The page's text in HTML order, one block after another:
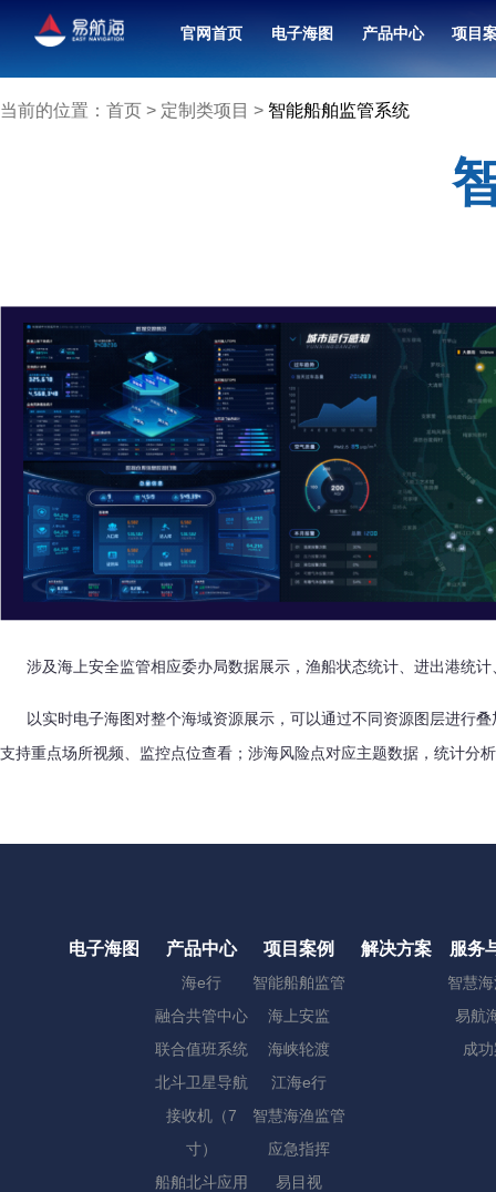
官网首页 电子海图 产品中心 项目
当前的位置： 首页 > 定制类项目 > 智能船舶监管系统
涉及海上安全监管相应委办局数据展示，渔船状态统计、进出港统
以实时电子海图对整个海域资源展示，可以通过不同资源图层进行叠
支持重点场所视频、监控点位查看；涉海风险点对应主题数据，统计分
电子海图 产品中心
海e行
融合共管中心
联合值班系统
北斗卫星导航
接收机（7
寸）
船舶北斗应用
项目案例
智能船舶监管
海上安监
海峡轮渡
江海e行
智慧海渔监管
应急指挥
易目视
解决方案 服务
智慧
易航
成